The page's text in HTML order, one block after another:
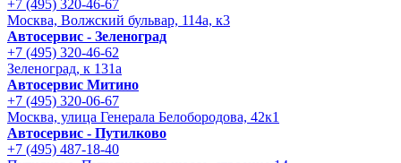
+7 (495) 320-46-67
Москва, Волжский бульвар, 114а, к3
Автосервис - Зеленоград
+7 (495) 320-46-62
Зеленоград, к 131а
Автосервис Митино
+7 (495) 320-06-67
Москва, улица Генерала Белобородова, 42к1
Автосервис - Путилково
+7 (495) 487-18-40